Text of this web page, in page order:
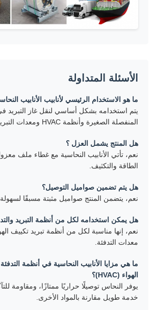
الأسئلة المتداولة
ما هو الاستخدام الرئيسي لأنابيب الأنابيب
يتم استخدامه بشكل أساسي لنقل غاز التبريد
المنفصلة الصغيرة وأنظمة HVAC ومعدات التبريد.
هل المنتج يشمل العزل ؟
نعم، تأتي الأنابيب النحاسية مع غطاء ملف
الطاقة والتكثيف.
هل يتم تضمين صواميل التوصيل؟
نعم، يتضمن المنتج صواميل مثبتة مسبقًا لسهولة
هل يمكن استخدامه لكل من أنظمة التبريد
نعم، إنها مناسبة لكل من أنظمة تبريد تكييف
معدات التدفئة.
ما هي مزايا الأنابيب النحاسية في أنظمة
الهواء (HVAC)؟
يوفر النحاس توصيلًا حراريًا ممتازًا، ومقاومة
خدمة طويل مقارنة بالمواد الأخرى.